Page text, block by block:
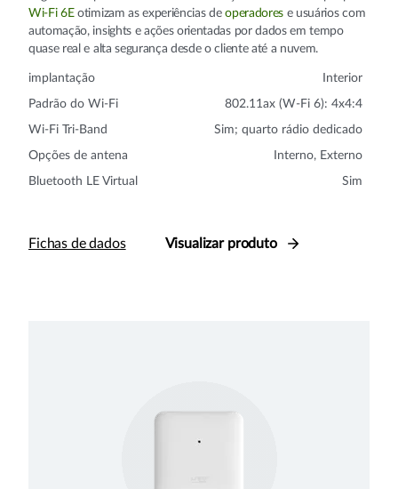
Wi-Fi 6Eotimizam as experiências deoperadorese usuários com
automação, insights e ações orientadas por dados em tempo
quase real e alta segurança desde o cliente até a nuvem.
implantação Interior
Padrão do Wi-Fi 802.11ax (W-Fi 6): 4x4:4
Wi-Fi Tri-Band Sim; quarto rádio dedicado
Opções de antena Interno, Externo
Bluetooth LE Virtual Sim
Fichas de dados Visualizar produto